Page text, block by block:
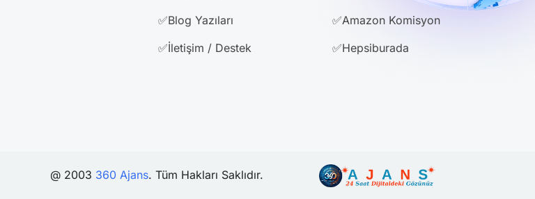
✅Blog Yazıları
✅İletişim / Destek
✅Amazon Komisyon
✅Hepsiburada
@ 2003 360 Ajans. Tüm Hakları Saklıdır.